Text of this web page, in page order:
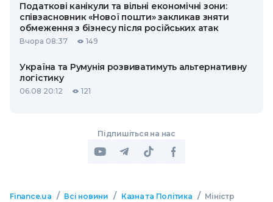
Податкові канікули та вільні економічні зони:
співзасновник «Нової пошти» закликав зняти
обмеження з бізнесу після російських атак
Вчора 08:37 149
Україна та Румунія розвиватимуть альтернативну
логістику
06.08 20:12 121
Підпишіться на нас
Finance.ua / Всі новини / Казна та Політика / Міністр